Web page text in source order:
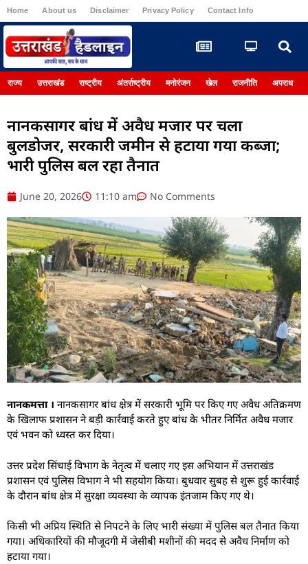
Home About us Disclaimer Privacy Policy Contact Info
राज्य उत्तराखंड राष्ट्रीय अंतर्राष्ट्रीय मनोरंजन खेल राजनीति अपराध
नानकसागर बांध में अवैध मजार पर चला
बुलडोजर, सरकारी जमीन से हटाया गया कब्जा;
भारी पुलिस बल रहा तैनात
June 20, 2026 11:10 am No Comments
नानकमत्ता । नानकसागर बांध क्षेत्र में सरकारी भूमि पर किए गए अवैध अतिक्रमण
के खिलाफ प्रशासन ने बड़ी कार्रवाई करते हुए बांध के भीतर निर्मित अवैध मजार
एवं भवन को ध्वस्त कर दिया।
उत्तर प्रदेश सिंचाई विभाग के नेतृत्व में चलाए गए इस अभियान में उत्तराखंड
प्रशासन एवं पुलिस विभाग ने भी सहयोग किया। बुधवार सुबह से शुरू हुई कार्रवाई
के दौरान बांध क्षेत्र में सुरक्षा व्यवस्था के व्यापक इंतजाम किए गए थे।
किसी भी अप्रिय स्थिति से निपटने के लिए भारी संख्या में पुलिस बल तैनात किया
गया। अधिकारियों की मौजूदगी में जेसीबी मशीनों की मदद से अवैध निर्माण को
हटाया गया।